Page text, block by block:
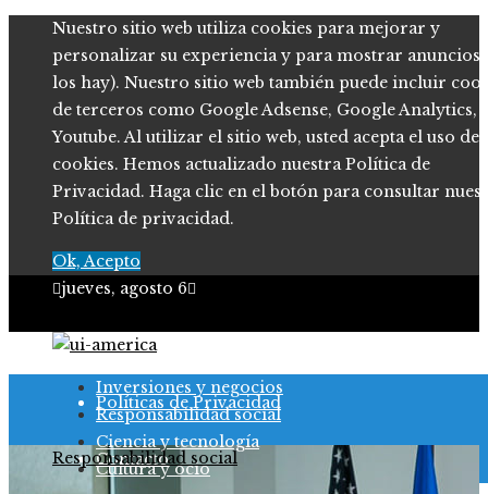
Nuestro sitio web utiliza cookies para mejorar y
personalizar su experiencia y para mostrar anuncios
los hay). Nuestro sitio web también puede incluir
de terceros como Google Adsense, Google Analytics,
Youtube. Al utilizar el sitio web, usted acepta el uso de
cookies. Hemos actualizado nuestra Política de
Privacidad. Haga clic en el botón para consultar
Política de privacidad.
Ok, Acepto
jueves, agosto 6
Quiénes somos
Políticas de Privacidad
Contacto
Inversiones y negocios
Responsabilidad social
Ciencia y tecnología
Cultura y ocio
Responsabilidad social